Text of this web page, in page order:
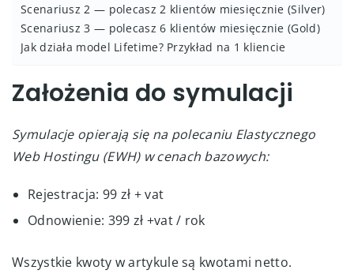
Scenariusz 2 — polecasz 2 klientów miesięcznie (Silver)
Scenariusz 3 — polecasz 6 klientów miesięcznie (Gold)
Jak działa model Lifetime? Przykład na 1 kliencie
Założenia do symulacji
Symulacje opierają się na polecaniu Elastycznego
Web Hostingu (EWH) w cenach bazowych:
Rejestracja: 99 zł + vat
Odnowienie: 399 zł +vat / rok
Wszystkie kwoty w artykule są kwotami netto.